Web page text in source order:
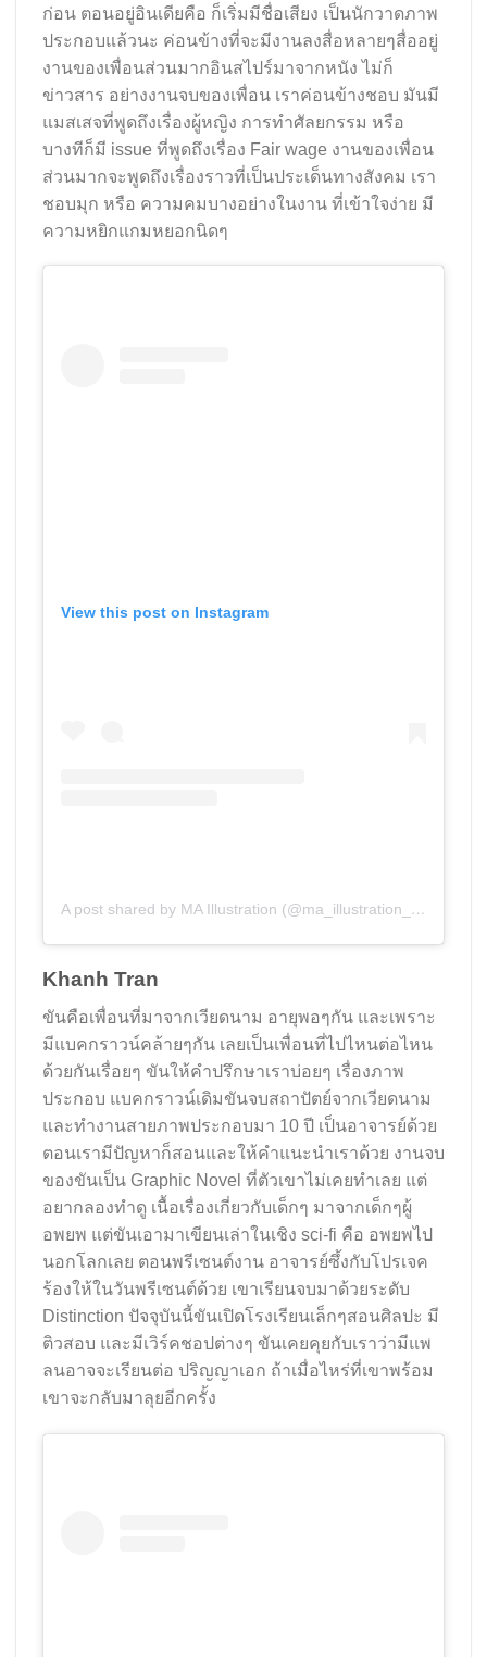
ก่อน ตอนอยู่อินเดียคือ ก็เริ่มมีชื่อเสียง เป็นนักวาดภาพ
ประกอบแล้วนะ ค่อนข้างที่จะมีงานลงสื่อหลายๆสื่ออยู่
งานของเพื่อนส่วนมากอินสไปร์มาจากหนัง ไม่ก็
ข่าวสาร อย่างงานจบของเพื่อน เราค่อนข้างชอบ มันมี
แมสเสจที่พูดถึงเรื่องผู้หญิง การทำศัลยกรรม หรือ
บางทีก็มี issue ที่พูดถึงเรื่อง Fair wage งานของเพื่อน
ส่วนมากจะพูดถึงเรื่องราวที่เป็นประเด็นทางสังคม เรา
ชอบมุก หรือ ความคมบางอย่างในงาน ที่เข้าใจง่าย มี
ความหยิกแกมหยอกนิดๆ
View this post on Instagram
A post shared by MA Illustration (@ma_illustration_aub)
Khanh Tran
ขันคือเพื่อนที่มาจากเวียดนาม อายุพอๆกัน และเพราะ
มีแบคกราวน์คล้ายๆกัน เลยเป็นเพื่อนที่ไปไหนต่อไหน
ด้วยกันเรื่อยๆ ขันให้คำปรึกษาเราบ่อยๆ เรื่องภาพ
ประกอบ แบคกราวน์เดิมขันจบสถาปัตย์จากเวียดนาม
และทำงานสายภาพประกอบมา 10 ปี เป็นอาจารย์ด้วย
ตอนเรามีปัญหาก็สอนและให้คำแนะนำเราด้วย งานจบ
ของขันเป็น Graphic Novel ที่ตัวเขาไม่เคยทำเลย แต่
อยากลองทำดู เนื้อเรื่องเกี่ยวกับเด็กๆ มาจากเด็กๆผู้
อพยพ แต่ขันเอามาเขียนเล่าในเชิง sci-fi คือ อพยพไป
นอกโลกเลย ตอนพรีเซนต์งาน อาจารย์ซึ้งกับโปรเจค
ร้องให้ในวันพรีเซนต์ด้วย เขาเรียนจบมาด้วยระดับ
Distinction ปัจจุบันนี้ขันเปิดโรงเรียนเล็กๆสอนศิลปะ มี
ติวสอบ และมีเวิร์คชอปต่างๆ ขันเคยคุยกับเราว่ามีแพ
ลนอาจจะเรียนต่อ ปริญญาเอก ถ้าเมื่อไหร่ที่เขาพร้อม
เขาจะกลับมาลุยอีกครั้ง